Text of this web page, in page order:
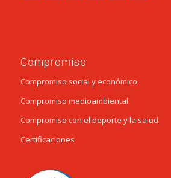
Compromiso
Compromiso social y económico
Compromiso medioambiental
Compromiso con el deporte y la salud
Certificaciones